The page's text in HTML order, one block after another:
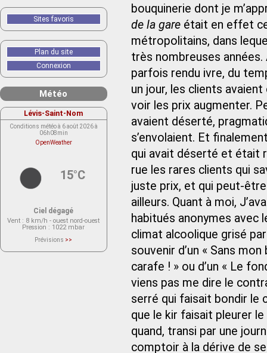
bouquinerie dont je
de la gare était en effet
métropolitains, dans
très nombreuses
parfois rendu ivre, du
un jour, les clients
voir les prix augmenter.
avaient déserté,
s’envolaient. Et
qui avait déserté et était
rue les rares clients qui
juste prix, et qui peut-être
ailleurs. Quant à moi,
habitués anonymes avec
climat alcoolique grisé
souvenir d’un « Sans
carafe ! » ou d’un « Le
viens pas me dire le
serré qui faisait bondir le
que le kir faisait pleurer
quand, transi par une
comptoir à la dérive de
Sites favoris
Plan du site
Connexion
Météo
Lévis-Saint-Nom
Conditions météo à 6 août 2026 à
06h08min
OpenWeather
15°C
Ciel dégagé
Vent : 8 km/h - ouest nord-ouest
Pression : 1022 mbar
Prévisions >>
actuellement aucune prévision